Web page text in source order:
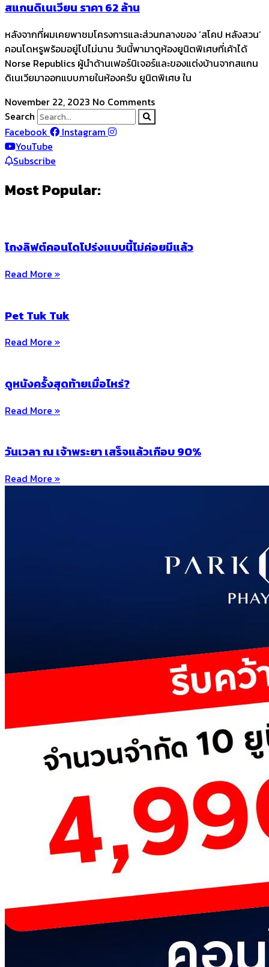
สแกนดิเนเวียน ราคา 62 ล้าน
หลังจากที่ผมเคยพาชมโครงการและส่วนกลางของ ‘สโคป หลังสวน’
คอนโดหรูพร้อมอยู่ไปไม่นาน วันนี้พามาดูห้องยูนิตพิเศษที่เค้าได้
Norse Republics ผู้นำด้านเฟอร์นิเจอร์และของแต่งบ้านจากสแกน
ดิเนเวียมาออกแบบภายในห้องครับ ยูนิตพิเศษ ใน
November 22, 2023 No Comments
Search
Facebook
Instagram
YouTube
Subscribe
Most Popular:
โถงลิฟต์คอนโดโปร่งแบบนี้ไม่ค่อยมีแล้ว
Read More »
Pet Tuk Tuk
Read More »
ดูหนังครั้งสุดท้ายเมื่อไหร่?
Read More »
วันเวลา ณ เจ้าพระยา เสร็จแล้วเกือบ 90%
Read More »